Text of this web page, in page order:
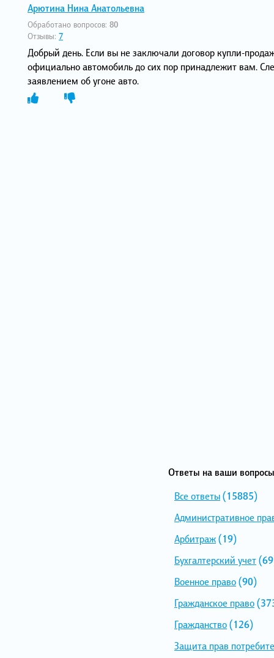
Арютина Нина Анатольевна
Обработано вопросов: 80
Отзывы: 7
Добрый день. Если вы не заключали договор купли-
официально автомобиль до сих пор принадлежит вам.
заявлением об угоне авто.
Ответы на ваши
Все ответы(15885)
Административное
Арбитраж(19)
Бухгалтерский учет
Военное право(90)
Гражданское право
Гражданство(126)
Защита прав